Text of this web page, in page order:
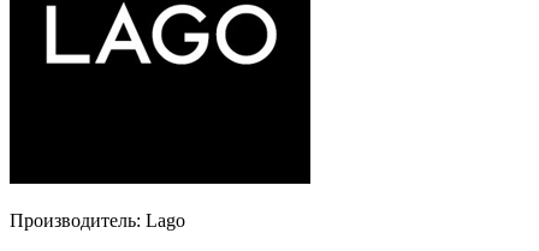
Производитель: Lago